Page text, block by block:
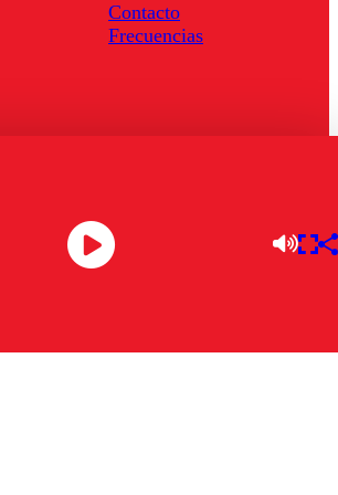
Contacto
Frecuencias
Descarga la APP